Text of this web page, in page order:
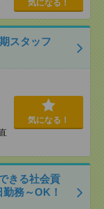
気になる！
期スタッフ
気になる！
きる社会貢
務～OK！